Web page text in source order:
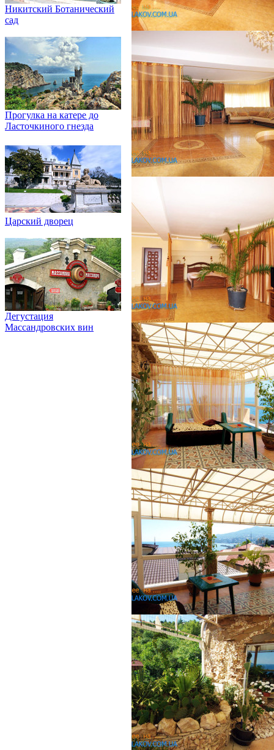
Никитский Ботанический
сад
Прогулка на катере до
Ласточкиного гнезда
Царский дворец
Дегустация
Массандровских вин